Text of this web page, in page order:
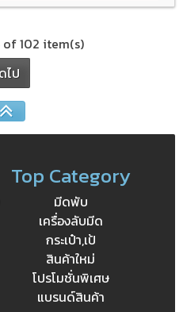
of 102 item(s)
ไป
Top Category
มีดพับ
เครื่องลับมีด
กระเป๋า,เป้
สินค้าใหม่
โปรโมชั่นพิเศษ
แบรนด์สินค้า